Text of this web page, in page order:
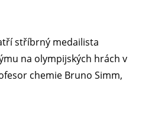
stříbrný medailista
na olympijských hrách v
chemie Bruno Simm,